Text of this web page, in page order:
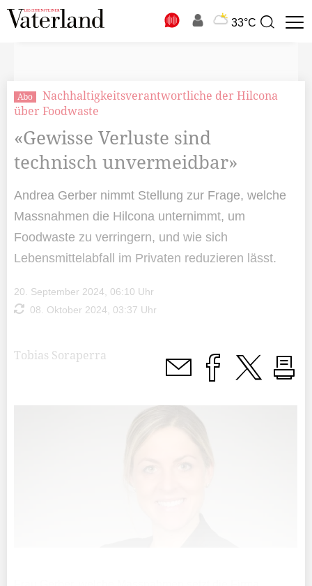
33°C
Suchbegriff
Abo
Nachhaltigkeitsverantwortliche der Hilcona
über Foodwaste
«Gewisse Verluste sind
technisch unvermeidbar»
Andrea Gerber nimmt Stellung zur Frage, welche
Massnahmen die Hilcona unternimmt, um
Foodwaste zu verringern, und wie sich
Lebensmittelabfall im Privaten reduzieren lässt.
20. September 2024, 06:10 Uhr
08. Oktober 2024, 03:37 Uhr
Tobias Soraperra